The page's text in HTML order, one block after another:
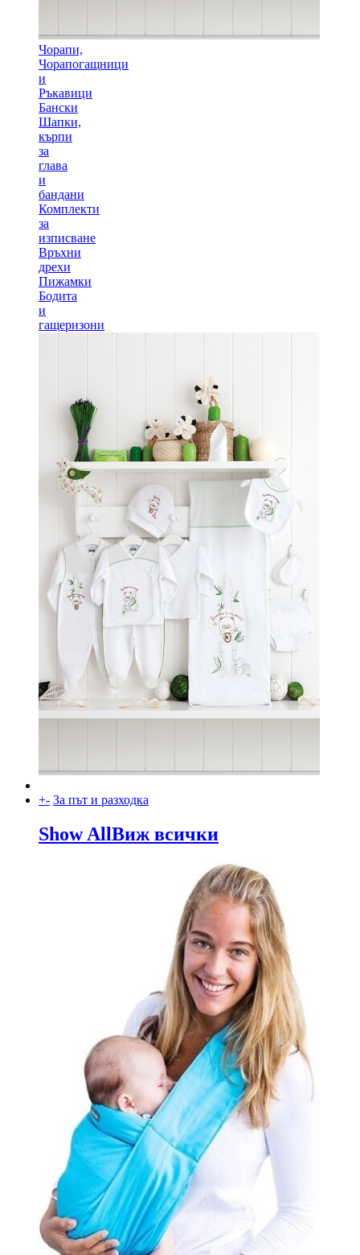
Чорапи,
Чорапогащници
и
Ръкавици
Бански
Шапки,
кърпи
за
глава
и
бандани
Комплекти
за
изписване
Връхни
дрехи
Пижамки
Бодита
и
гащеризони
+- За път и разходка
Show AllВиж всички